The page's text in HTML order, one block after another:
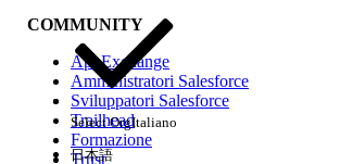
Esperienza
COMMUNITY
AppExchange
Amministratori Salesforce
Sviluppatori Salesforce
Trailhead
Formazione
Trust
Select OrgItaliano
日本語